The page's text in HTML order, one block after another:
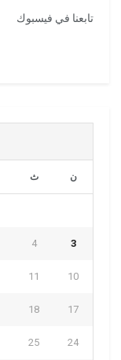
تابعنا في فيسبوك
ن ث
3
4
10
11
17
18
24
25